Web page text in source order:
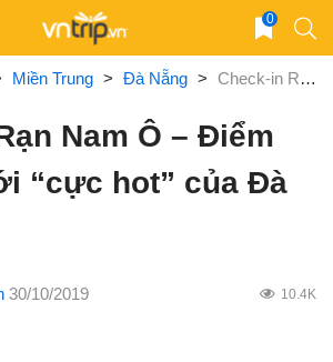
0
Miền Trung > Đà Nẵng > Check-in Rạn Nam Ô – Điểm du lịch mới “cực hot” của Đà Nẵng
Nam Ô – Điểm
“cực hot” của Đà
30/10/2019 10.4K